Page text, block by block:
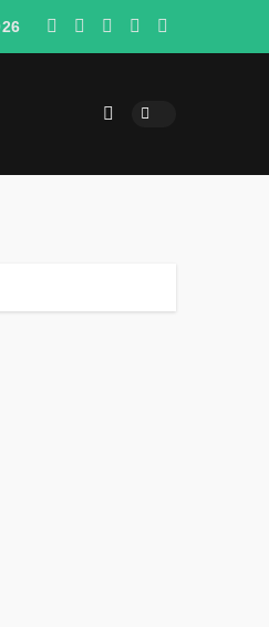
SUV Jepang di Indonesia